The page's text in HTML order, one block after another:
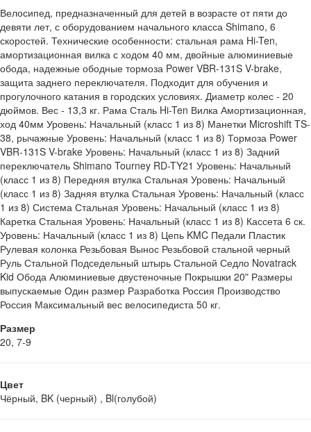
Велосипед, предназначенный для детей в возрасте от пяти до
девяти лет, с оборудованием начального класса Shimano, 6
скоростей. Технические особенности: стальная рама Hi-Ten,
амортизационная вилка с ходом 40 мм, двойные алюминиевые
обода, надежные ободные тормоза Power VBR-131S V-brake,
защита заднего переключателя. Подходит для обучения и
прогулочного катания в городских условиях. Диаметр колес - 20
дюймов. Вес - 13,3 кг. Рама Сталь Hi-Ten Вилка Амортизационная,
ход 40мм Уровень: Начальный (класс 1 из 8) Манетки Microshift TS-
38, рычажные Уровень: Начальный (класс 1 из 8) Тормоза Power
VBR-131S V-brake Уровень: Начальный (класс 1 из 8) Задний
переключатель Shimano Tourney RD-TY21 Уровень: Начальный
(класс 1 из 8) Передняя втулка Стальная Уровень: Начальный
(класс 1 из 8) Задняя втулка Стальная Уровень: Начальный (класс
1 из 8) Система Стальная Уровень: Начальный (класс 1 из 8)
Каретка Стальная Уровень: Начальный (класс 1 из 8) Кассета 6 ск.
Уровень: Начальный (класс 1 из 8) Цепь KMC Педали Пластик
Рулевая колонка Резьбовая Вынос Резьбовой стальной черный
Руль Стальной Подседельный штырь Стальной Седло Novatrack
Kid Обода Алюминиевые двустеночные Покрышки 20ʺ Размеры
выпускаемые Один размер Разработка Россия Производство
Россия Максимальный вес велосипедиста 50 кг.
Размер
20, 7-9
Цвет
Чёрный, BK (черный) , Bl(голубой)